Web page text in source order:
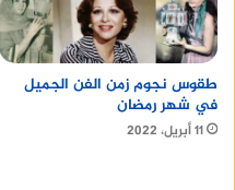
طقوس نجوم زمن الفن الجميل
في شهر رمضان
11 أبريل، 2022